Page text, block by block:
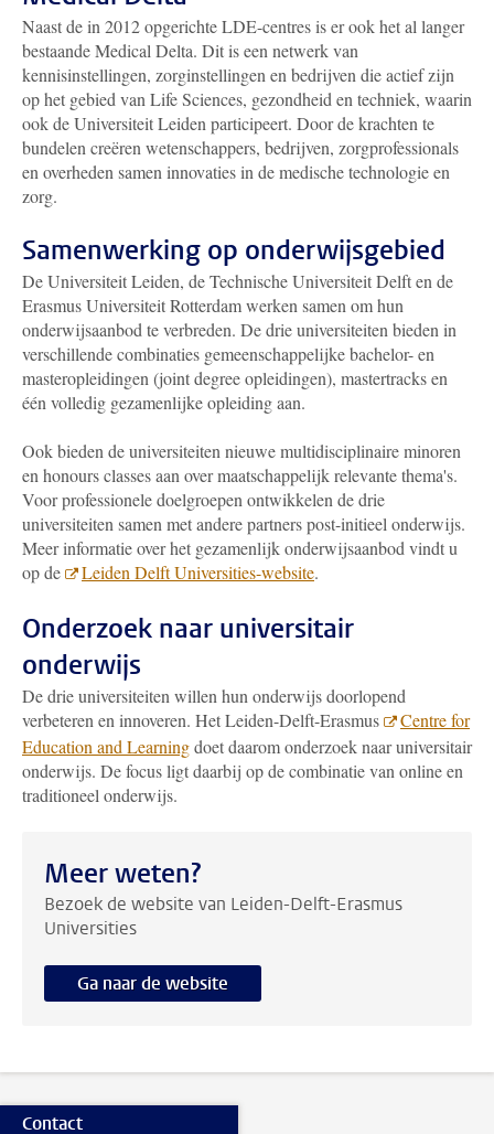
Naast de in 2012 opgerichte LDE-centres is er ook het al langer
bestaande Medical Delta. Dit is een netwerk van
kennisinstellingen, zorginstellingen en bedrijven die actief zijn
op het gebied van Life Sciences, gezondheid en techniek, waarin
ook de Universiteit Leiden participeert. Door de krachten te
bundelen creëren wetenschappers, bedrijven, zorgprofessionals
en overheden samen innovaties in de medische technologie en
zorg.
Samenwerking op onderwijsgebied
De Universiteit Leiden, de Technische Universiteit Delft en de
Erasmus Universiteit Rotterdam werken samen om hun
onderwijsaanbod te verbreden. De drie universiteiten bieden in
verschillende combinaties gemeenschappelijke bachelor- en
masteropleidingen (joint degree opleidingen), mastertracks en
één volledig gezamenlijke opleiding aan.
Ook bieden de universiteiten nieuwe multidisciplinaire minoren
en honours classes aan over maatschappelijk relevante thema's.
Voor professionele doelgroepen ontwikkelen de drie
universiteiten samen met andere partners post-initieel onderwijs.
Meer informatie over het gezamenlijk onderwijsaanbod vindt u
op de
Leiden Delft Universities-website.
Onderzoek naar universitair
onderwijs
De drie universiteiten willen hun onderwijs doorlopend
verbeteren en innoveren. Het Leiden-Delft-Erasmus
Centre for
Education and Learningdoet daarom onderzoek naar universitair
onderwijs. De focus ligt daarbij op de combinatie van online en
traditioneel onderwijs.
Meer weten?
Bezoek de website van Leiden-Delft-Erasmus
Universities
Ga naar de website
Contact